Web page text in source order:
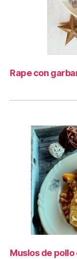
Rape con
Muslos de